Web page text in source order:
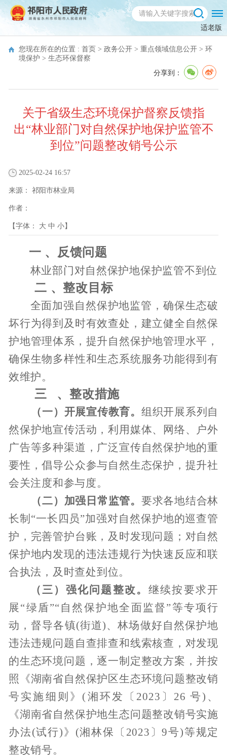
适老版
您现在所在的位置 : 首页 > 政务公开 > 重点领域信息公开 > 环
境保护 > 生态环保督察
分享到：
关于省级生态环境保护督察反馈指
出“林业部门对自然保护地保护监管不
到位”问题整改销号公示
2025-02-24 16:57
来源： 祁阳市林业局
作者：
【字体： 大 中 小】
一 、反馈问题
林业部门对自然保护地保护监管不到位
二 、整改目标
全面加强自然保护地监管，确保生态破
坏行为得到及时有效查处，建立健全自然保
护地管理体系，提升自然保护地管理水平，
确保生物多样性和生态系统服务功能得到有
效维护。
三 、整改措施
（一） 开展宣传教育。 组织开展系列自
然保护地宣传活动 ，利用媒体、网络、户外
广告等多种渠道，广泛宣传自然保护地的重
要性，倡导公众参与自然生态保护，提升社
会关注度和参与度。
（二） 加强日常监管。 要求各地结合林
长制 “一长四员”加强对自然保护地的巡查管
护，完善管护台账，及时发现问题；对自然
保护地内发现的违法违规行为快速反应和联
合执法，及时查处到位。
（三） 强化问题整改。 继续按要求开
展“绿盾”“ 自然保护地全面监督”等专项行
动，督导各镇(街道)、林场做好自然保护地
违法违规问题自查排查和线索核查，对发现
的生态环境问题，逐一制定整改方案，并按
照《湖南省自然保护区生态环境问题整改销
号实施细则》 (湘环发〔 2023 〕 26 号) 、
《湖南省自然保护地生态问题整改销号实施
办法(试行) 》 (湘林保〔 2023 〕9号)等规定
整改销号。